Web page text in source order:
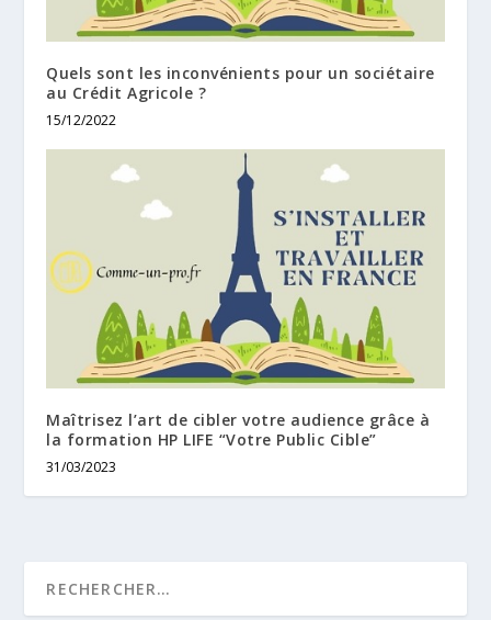
Quels sont les inconvénients pour un sociétaire
au Crédit Agricole ?
15/12/2022
Maîtrisez l’art de cibler votre audience grâce à
la formation HP LIFE “Votre Public Cible”
31/03/2023